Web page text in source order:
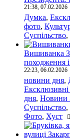
21:38, 07.02.2026
Думка,
фото,
Суспільство,
Вишиванка
походження
22:23, 06.02.2026
новини дня,
дня, Новини
Суспільство,
Фото, Хуст